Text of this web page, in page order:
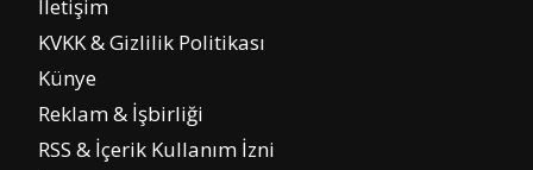
İletişim
KVKK & Gizlilik Politikası
Künye
Reklam & İşbirliği
RSS & İçerik Kullanım İzni